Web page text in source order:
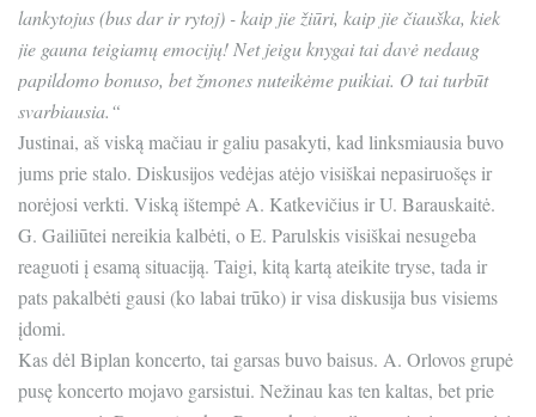
lankytojus (bus dar ir rytoj) - kaip jie žiūri, kaip jie čiauška, kiek
jie gauna teigiamų emocijų! Net jeigu knygai tai davė nedaug
papildomo bonuso, bet žmones nuteikėme puikiai. O tai turbūt
svarbiausia.“
Justinai, aš viską mačiau ir galiu pasakyti, kad linksmiausia buvo
jums prie stalo. Diskusijos vedėjas atėjo visiškai nepasiruošęs ir
norėjosi verkti. Viską ištempė A. Katkevičius ir U. Barauskaitė.
G. Gailiūtei nereikia kalbėti, o E. Parulskis visiškai nesugeba
reaguoti į esamą situaciją. Taigi, kitą kartą ateikite tryse, tada ir
pats pakalbėti gausi (ko labai trūko) ir visa diskusija bus visiems
įdomi.
Kas dėl Biplan koncerto, tai garsas buvo baisus. A. Orlovos grupė
pusę koncerto mojavo garsistui. Nežinau kas ten kaltas, bet prie